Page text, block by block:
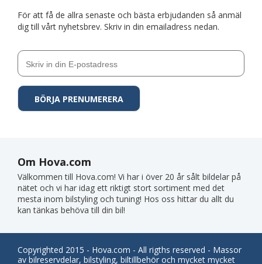
För att få de allra senaste och bästa erbjudanden så anmäl
dig till vårt nyhetsbrev. Skriv in din emailadress nedan.
Om Hova.com
Välkommen till Hova.com! Vi har i över 20 år sålt bildelar på
nätet och vi har idag ett riktigt stort sortiment med det
mesta inom bilstyling och tuning! Hos oss hittar du allt du
kan tänkas behöva till din bil!
Copyrighted 2015 - Hova.com - All rigths reserved - Massor
av bilreservdelar, bilstyling, biltillbehör och mycket mycket